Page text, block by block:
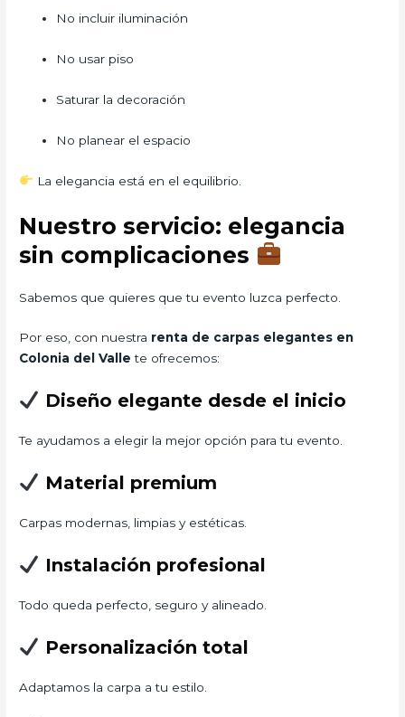
No incluir iluminación
No usar piso
Saturar la decoración
No planear el espacio
La elegancia está en el equilibrio.
Nuestro servicio: elegancia
sin complicaciones
Sabemos que quieres que tu evento luzca perfecto.
Por eso, con nuestra renta de carpas elegantes en
Colonia del Vallete ofrecemos:
Diseño elegante desde el inicio
Te ayudamos a elegir la mejor opción para tu evento.
Material premium
Carpas modernas, limpias y estéticas.
Instalación profesional
Todo queda perfecto, seguro y alineado.
Personalización total
Adaptamos la carpa a tu estilo.